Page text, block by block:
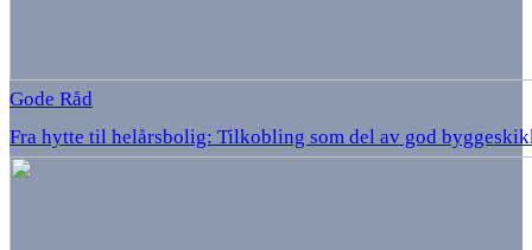
Gode Råd
Fra hytte til helårsbolig: Tilkobling som del av god